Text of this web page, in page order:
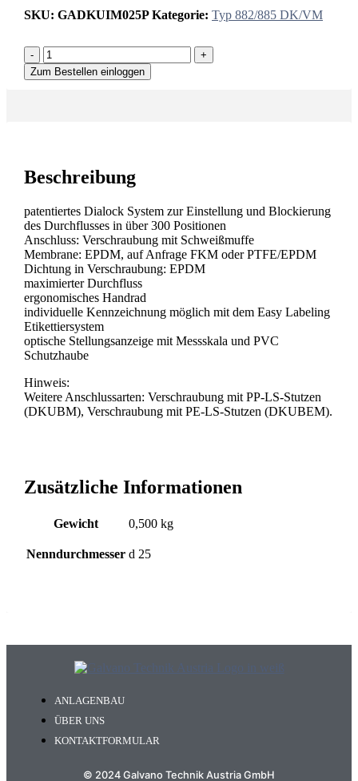
SKU: GADKUIM025P Kategorie: Typ 882/885 DK/VM
-
+
Zum Bestellen einloggen
Beschreibung
patentiertes Dialock System zur Einstellung und Blockierung
des Durchflusses in über 300 Positionen
Anschluss: Verschraubung mit Schweißmuffe
Membrane: EPDM, auf Anfrage FKM oder PTFE/EPDM
Dichtung in Verschraubung: EPDM
maximierter Durchfluss
ergonomisches Handrad
individuelle Kennzeichnung möglich mit dem Easy Labeling
Etikettiersystem
optische Stellungsanzeige mit Messskala und PVC
Schutzhaube
Hinweis:
Weitere Anschlussarten: Verschraubung mit PP-LS-Stutzen
(DKUBM), Verschraubung mit PE-LS-Stutzen (DKUBEM).
Zusätzliche Informationen
Gewicht 0,500 kg
Nenndurchmesser d 25
ANLAGENBAU
ÜBER UNS
KONTAKTFORMULAR
© 2024 Galvano Technik Austria GmbH